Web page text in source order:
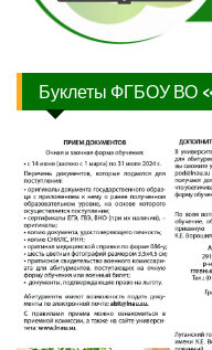
Буклеты ФГБОУ ВО